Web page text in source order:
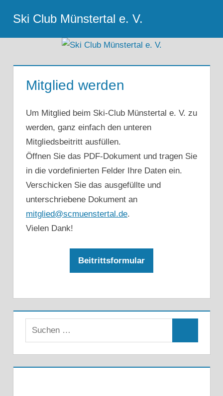
Inhalt
springen
Ski Club Münstertal e. V.
Mitglied werden
Um Mitglied beim Ski-Club Münstertal e. V. zu
werden, ganz einfach den unteren
Mitgliedsbeitritt ausfüllen.
Öffnen Sie das PDF-Dokument und tragen Sie
in die vordefinierten Felder Ihre Daten ein.
Verschicken Sie das ausgefüllte und
unterschriebene Dokument an
mitglied@scmuenstertal.de.
Vielen Dank!
Beitrittsformular